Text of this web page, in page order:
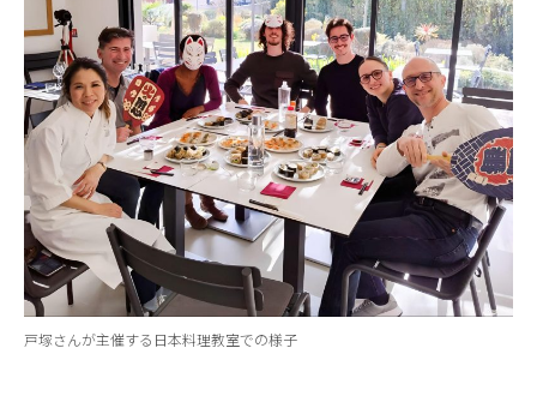
戸塚さんが主催する日本料理教室での様子